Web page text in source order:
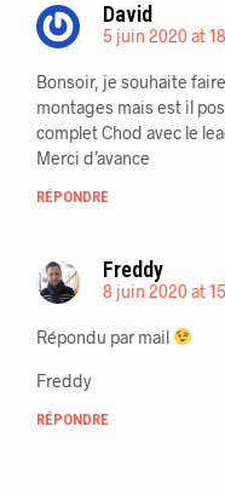
David
5 juin 2020 at
Bonsoir, je souhaite
montages mais est il
complet Chod avec le
Merci d’avance
RÉPONDRE
Freddy
8 juin 2020 at
Répondu par mail
Freddy
RÉPONDRE